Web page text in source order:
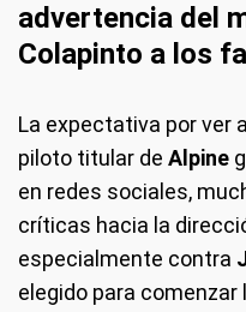
advertencia del
Colapinto a los
La expectativa por ver a
piloto titular de Alpine
en redes sociales,
críticas hacia la
especialmente contra
elegido para